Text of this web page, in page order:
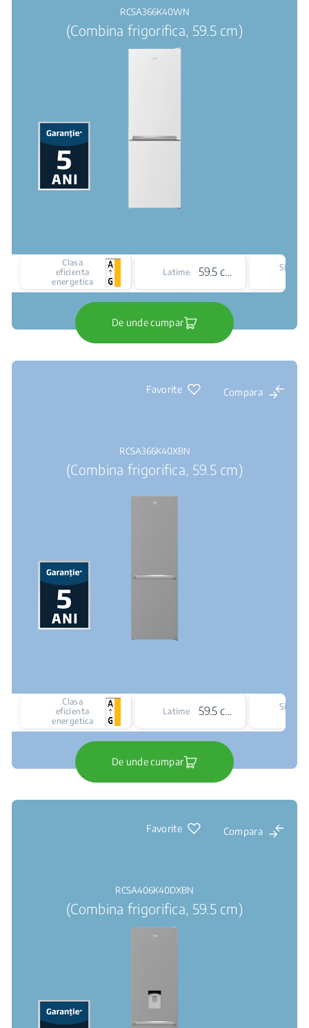
RCSA366K40WN
(Combina frigorifica, 59.5 cm)
Clasa
eficienta
energetica
Latime 59.5 cm
Sistem
De unde cumpar
Favorite Compara
RCSA366K40XBN
(Combina frigorifica, 59.5 cm)
Clasa
eficienta
energetica
Latime 59.5 cm
Sistem
De unde cumpar
Favorite Compara
RCSA406K40DXBN
(Combina frigorifica, 59.5 cm)